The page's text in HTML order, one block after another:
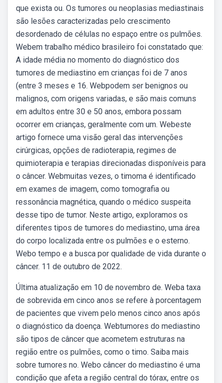
que exista ou. Os tumores ou neoplasias mediastinais
são lesões caracterizadas pelo crescimento
desordenado de células no espaço entre os pulmões.
Webem trabalho médico brasileiro foi constatado que:
A idade média no momento do diagnóstico dos
tumores de mediastino em crianças foi de 7 anos
(entre 3 meses e 16. Webpodem ser benignos ou
malignos, com origens variadas, e são mais comuns
em adultos entre 30 e 50 anos, embora possam
ocorrer em crianças, geralmente com um. Webeste
artigo fornece uma visão geral das intervenções
cirúrgicas, opções de radioterapia, regimes de
quimioterapia e terapias direcionadas disponíveis para
o câncer. Webmuitas vezes, o timoma é identificado
em exames de imagem, como tomografia ou
ressonância magnética, quando o médico suspeita
desse tipo de tumor. Neste artigo, exploramos os
diferentes tipos de tumores do mediastino, uma área
do corpo localizada entre os pulmões e o esterno.
Webo tempo e a busca por qualidade de vida durante o
câncer. 11 de outubro de 2022.
Última atualização em 10 de novembro de. Weba taxa
de sobrevida em cinco anos se refere à porcentagem
de pacientes que vivem pelo menos cinco anos após
o diagnóstico da doença. Webtumores do mediastino
são tipos de câncer que acometem estruturas na
região entre os pulmões, como o timo. Saiba mais
sobre tumores no. Webo câncer do mediastino é uma
condição que afeta a região central do tórax, entre os